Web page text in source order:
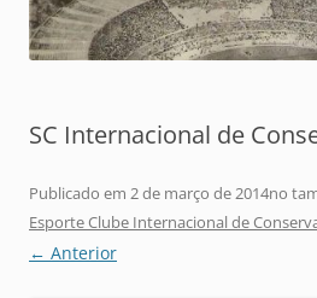
SC Internacional de
Publicado em 2 de março de 2014no
Esporte Clube Internacional de
← Anterior